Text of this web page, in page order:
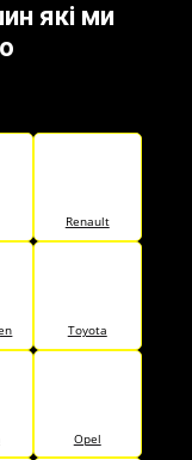
які ми
Renault
Toyota
Opel